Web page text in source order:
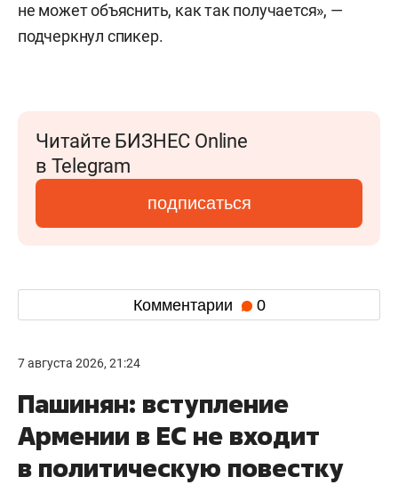
не может объяснить, как так получается», —
подчеркнул спикер.
Читайте БИЗНЕС Online
в Telegram
подписаться
Комментарии 0
7 августа 2026, 21:24
Пашинян: вступление
Армении в ЕС не входит
в политическую повестку